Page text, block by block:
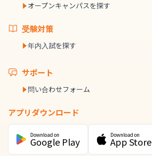
オープンキャンパスを探す
受験対策
年内入試を探す
サポート
問い合わせフォーム
アプリダウンロード
Download on
Google Play
Download on
App Store